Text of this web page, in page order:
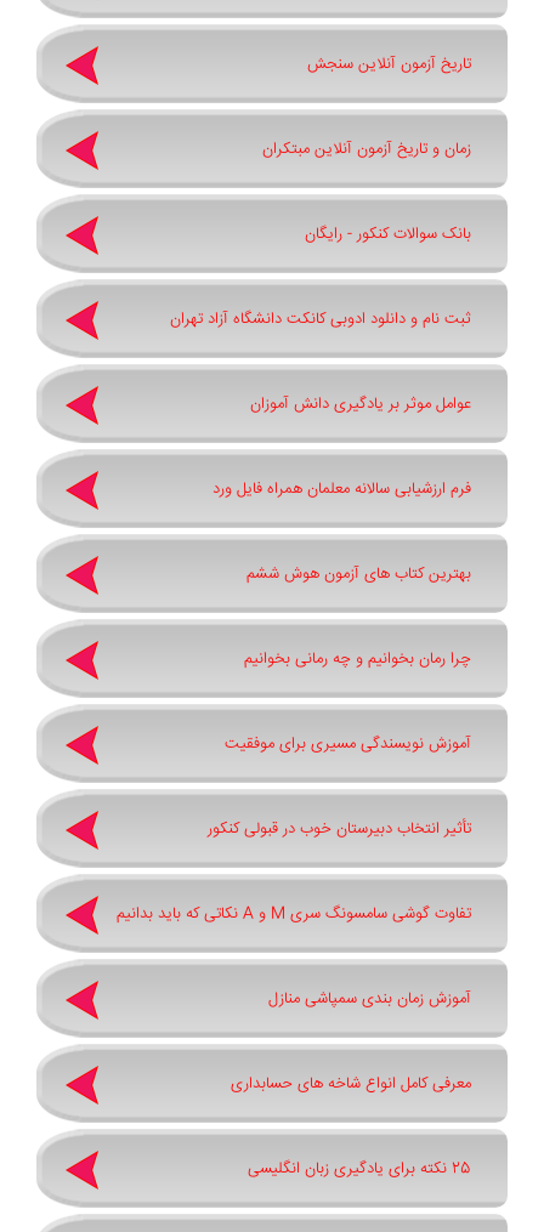
تاریخ آزمون آنلاین سنجش
زمان و تاریخ آزمون آنلاین مبتکران
بانک سوالات کنکور - رایگان
ثبت نام و دانلود ادوبی کانکت دانشگاه آزاد تهران
عوامل موثر بر یادگیری دانش آموزان
فرم ارزشیابی سالانه معلمان همراه فایل ورد
بهترین کتاب های آزمون هوش ششم
چرا رمان بخوانیم و چه رمانی بخوانیم
آموزش نویسندگی مسیری برای موفقیت
تأثیر انتخاب دبیرستان خوب در قبولی کنکور
تفاوت گوشی سامسونگ سری ‏M‏ و ‏A نکاتی که باید بدانیم
آموزش زمان بندی سمپاشی منازل
معرفی کامل انواع شاخه های حسابداری
25 نکته برای یادگیری زبان انگلیسی